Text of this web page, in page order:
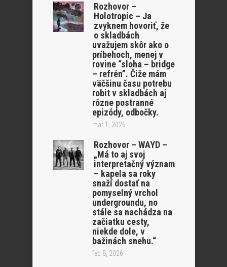
Rozhovor –
Holotropic – Ja
zvyknem hovoriť, že
o skladbách
uvažujem skôr ako o
príbehoch, menej v
rovine “sloha – bridge
– refrén”. Čiže mám
väčšinu času potrebu
robit v skladbách aj
rôzne postranné
epizódy, odbočky.
mar 1, 2026
Rozhovor – WAYD –
„Má to aj svoj
interpretačný význam
– kapela sa roky
snaží dostať na
pomyselný vrchol
undergroundu, no
stále sa nachádza na
začiatku cesty,
niekde dole, v
bažinách snehu.“
feb 8, 2026